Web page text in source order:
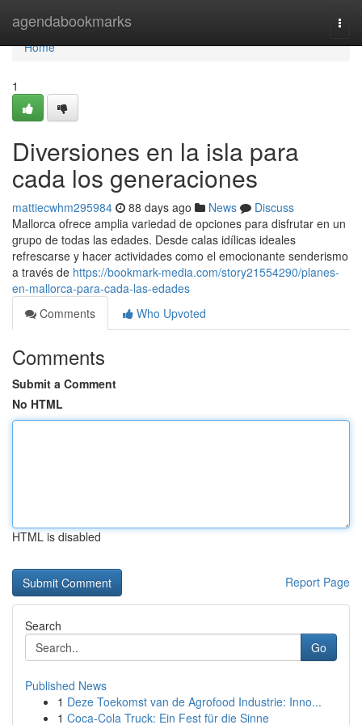
agendabookmarks
Home
Home
1
Diversiones en la isla para
cada los generaciones
mattiecwhm295984 88 days ago News
Discuss
Mallorca ofrece amplia variedad de opciones para disfrutar en un
grupo de todas las edades. Desde calas idílicas ideales
refrescarse y hacer actividades como el emocionante senderismo
a través de https://bookmark-media.com/story21554290/planes-
en-mallorca-para-cada-las-edades
Comments
Who Upvoted
Comments
Submit a Comment
No HTML
HTML is disabled
Report Page
Search
Go
Published News
1 Deze Toekomst van de Agrofood Industrie: Inno...
1 Coca-Cola Truck: Ein Fest für die Sinne